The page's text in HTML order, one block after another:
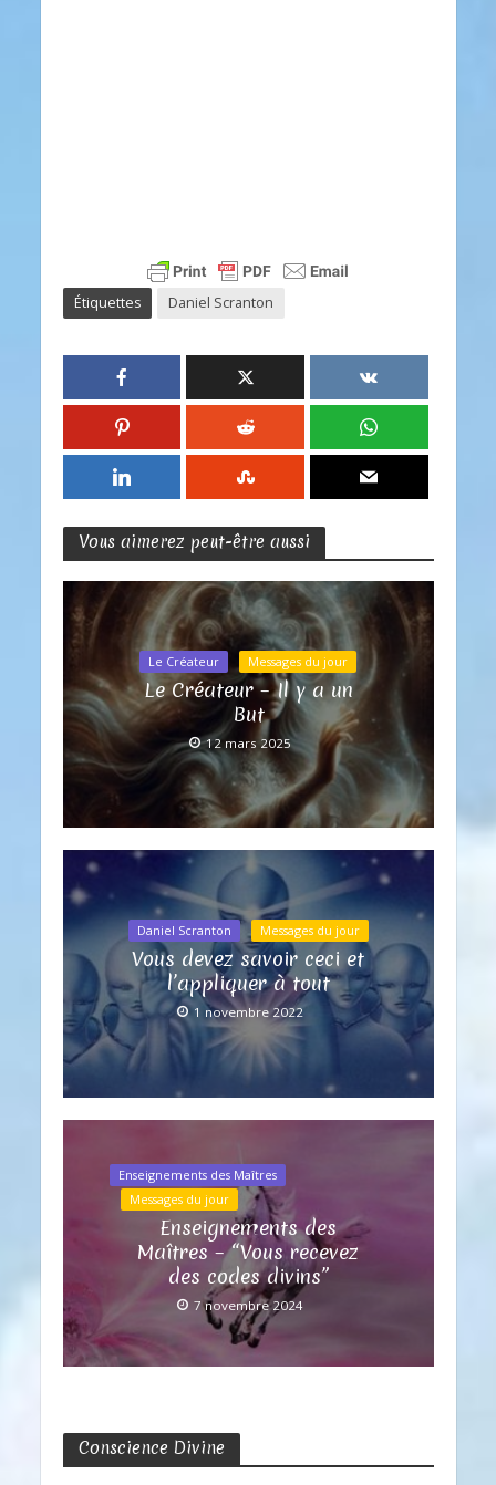
Étiquettes Daniel Scranton
Vous aimerez peut-être aussi
Le Créateur Messages du jour
Le Créateur – Il y a un
But
12 mars 2025
Daniel Scranton Messages du jour
Vous devez savoir ceci et
l’appliquer à tout
1 novembre 2022
Enseignements des Maîtres
Messages du jour
Enseignements des
Maîtres – “Vous recevez
des codes divins”
7 novembre 2024
Conscience Divine